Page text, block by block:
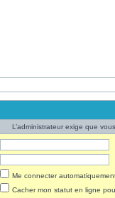
L’administrateur exige que
Me connecter
Cacher mon statut en ligne